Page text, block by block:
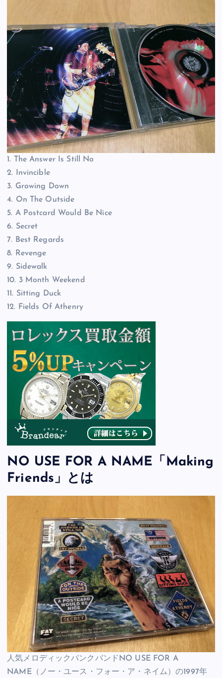
1. The Answer Is Still No
2. Invincible
3. Growing Down
4. On The Outside
5. A Postcard Would Be Nice
6. Secret
7. Best Regards
8. Revenge
9. Sidewalk
10. 3 Month Weekend
11. Sitting Duck
12. Fields Of Athenry
NO USE FOR A NAME「Making
Friends」とは
人気メロディックパンクバンドNO USE FOR A
NAME（ノー・ユース・フォー・ア・ネイム）の1997年